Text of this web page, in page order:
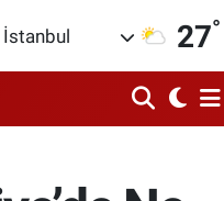
İstanbul 27°